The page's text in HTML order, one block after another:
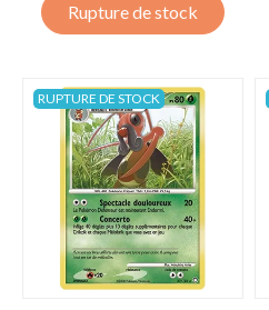
Rupture de stock
RUPTURE DE STOCK